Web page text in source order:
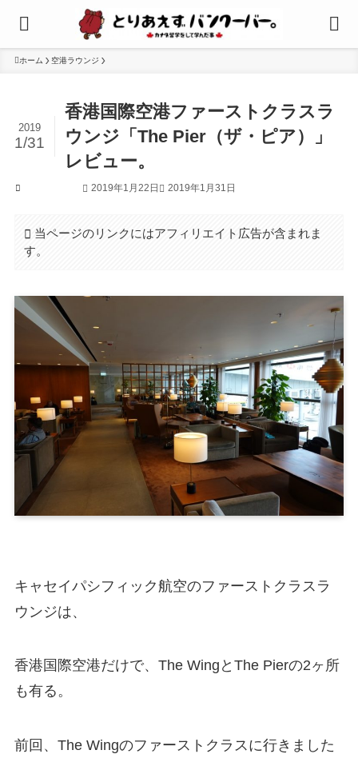
ホーム 空港ラウンジ
香港国際空港ファーストクラスラ
ウンジ「The Pier（ザ・ピア）」
レビュー。
2019
1/31
2019年1月22日 2019年1月31日
当ページのリンクにはアフィリエイト広告が含まれま
す。
キャセイパシフィック航空のファーストクラスラ
ウンジは、
香港国際空港だけで、The WingとThe Pierの2ヶ所
も有る。
前回、The Wingのファーストクラスに行きました